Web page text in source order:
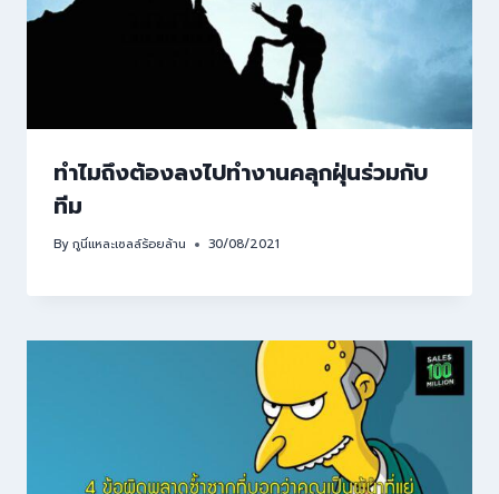
ทำไมถึงต้องลงไปทำงานคลุกฝุ่นร่วมกับ
ทีม
Byกูนี่แหละเซลล์ร้อยล้าน 30/08/2021